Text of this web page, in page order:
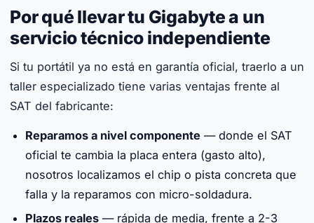
Por qué llevar tu Gigabyte a un
servicio técnico independiente
Si tu portátil ya no está en garantía oficial, traerlo a un
taller especializado tiene varias ventajas frente al
SAT del fabricante:
Reparamos a nivel componente — donde el SAT
oficial te cambia la placa entera (gasto alto),
nosotros localizamos el chip o pista concreta que
falla y la reparamos con micro-soldadura.
Plazos reales — rápida de media, frente a 2-3